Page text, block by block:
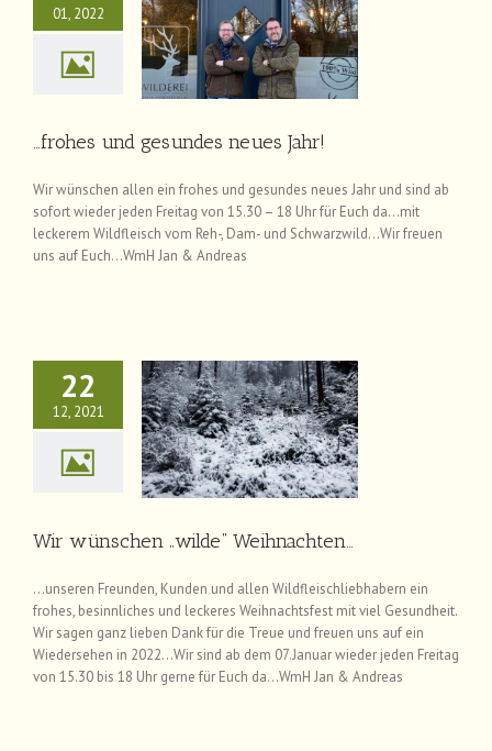
01, 2022
gesundes neues
…frohes und gesundes neues Jahr!
Wir wünschen allen ein frohes und gesundes neues Jahr und sind ab
sofort wieder jeden Freitag von 15.30 – 18 Uhr für Euch da…mit
leckerem Wildfleisch vom Reh-, Dam- und Schwarzwild…Wir freuen
uns auf Euch…WmH Jan & Andreas
22
12, 2021
„wilde“
Wir wünschen „wilde“ Weihnachten…
…unseren Freunden, Kunden und allen Wildfleischliebhabern ein
frohes, besinnliches und leckeres Weihnachtsfest mit viel Gesundheit.
Wir sagen ganz lieben Dank für die Treue und freuen uns auf ein
Wiedersehen in 2022…Wir sind ab dem 07.Januar wieder jeden Freitag
von 15.30 bis 18 Uhr gerne für Euch da…WmH Jan & Andreas